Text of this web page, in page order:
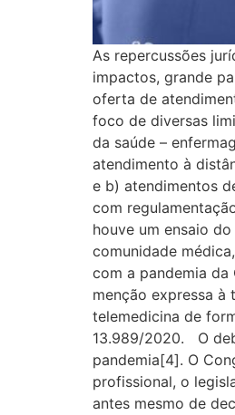
As repercussões
impactos, grande
oferta de
foco de diversas
da saúde –
atendimento à
e b) atendimentos
com
houve um ensaio
comunidade
com a pandemia
menção expressa
telemedicina de
13.989/2020. O
pandemia[4]. O
profissional, o
antes mesmo de